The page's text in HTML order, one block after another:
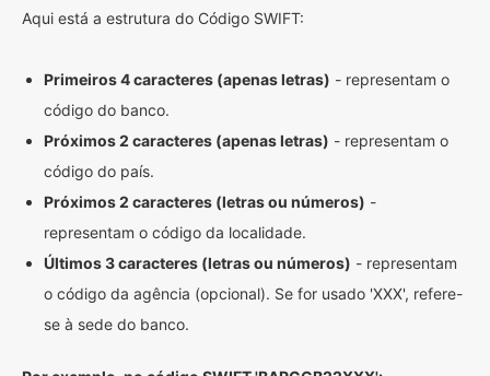
Aqui está a estrutura do Código SWIFT:
Primeiros 4 caracteres (apenas letras) - representam o
código do banco.
Próximos 2 caracteres (apenas letras) - representam o
código do país.
Próximos 2 caracteres (letras ou números) -
representam o código da localidade.
Últimos 3 caracteres (letras ou números) - representam
o código da agência (opcional). Se for usado 'XXX', refere-
se à sede do banco.